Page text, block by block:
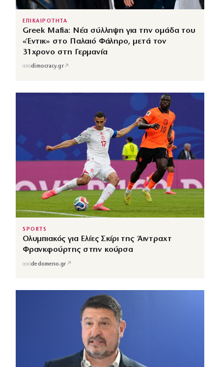
ΕΠΙΚΑΙΡΟΤΗΤΑ
Greek Mafia: Νέα σύλληψη για την ομάδα του
«Έντικ» στο Παλαιό Φάληρο, μετά τον
31χρονο στη Γερμανία
απόdimocracy.gr↗
SPORTS
Ολυμπιακός για Ελίες Σκίρι της Άιντραχτ
Φρανκφούρτης στην κούρσα
απόdedomeno.gr ↗